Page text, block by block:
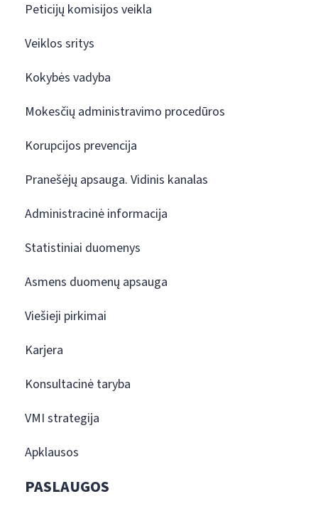
Peticijų komisijos veikla
Veiklos sritys
Kokybės vadyba
Mokesčių administravimo procedūros
Korupcijos prevencija
Pranešėjų apsauga. Vidinis kanalas
Administracinė informacija
Statistiniai duomenys
Asmens duomenų apsauga
Viešieji pirkimai
Karjera
Konsultacinė taryba
VMI strategija
Apklausos
PASLAUGOS